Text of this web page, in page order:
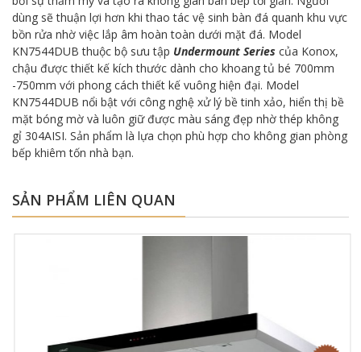
dùng sẽ thuận lợi hơn khi thao tác vệ sinh bàn đá quanh khu vực
bồn rửa nhờ việc lắp âm hoàn toàn dưới mặt đá. Model
KN7544DUB thuộc bộ sưu tập Undermount Series của Konox,
chậu được thiết kế kích thước dành cho khoang tủ bé 700mm
-750mm với phong cách thiết kế vuông hiện đại. Model
KN7544DUB nổi bật với công nghệ xử lý bề tinh xảo, hiển thị bề
mặt bóng mờ và luôn giữ được màu sáng đẹp nhờ thép không
gỉ 304AISI. Sản phẩm là lựa chọn phù hợp cho không gian phòng
bếp khiêm tốn nhà bạn.
SẢN PHẨM LIÊN QUAN